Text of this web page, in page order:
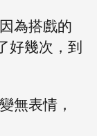
為搭戲的
好幾次，到
無表情，